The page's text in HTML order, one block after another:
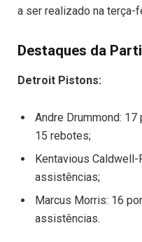
a ser realizado na terça-
Destaques da
Detroit Pistons:
Andre Drummond:
15 rebotes;
Kentavious
assistências;
Marcus Morris: 16
assistências.